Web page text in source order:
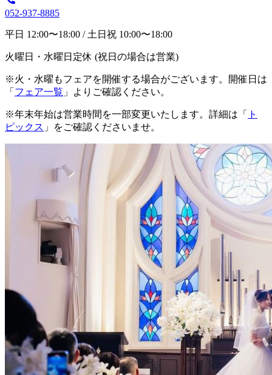
052-937-8885
平日 12:00〜18:00 / 土日祝 10:00〜18:00
火曜日・水曜日定休 (祝日の場合は営業)
※火・水曜もフェアを開催する場合がございます。開催日は
「 フェア一覧 」よりご確認ください。
※年末年始は営業時間を一部変更いたします。詳細は「
ト
ピックス 」をご確認くださいませ。